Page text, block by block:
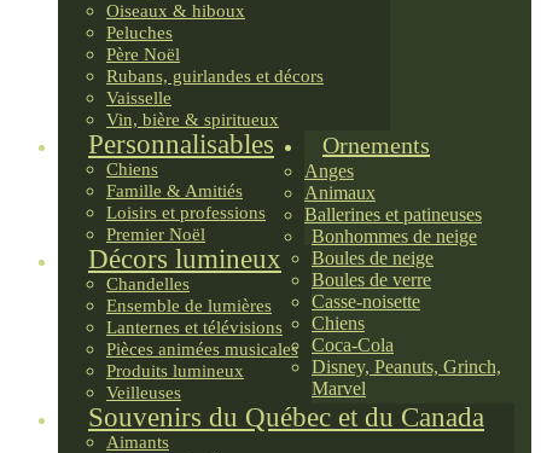
Oiseaux & hiboux
Peluches
Père Noël
Rubans, guirlandes et décors
Vaisselle
Vin, bière & spiritueux
Personnalisables
Chiens
Famille & Amitiés
Loisirs et professions
Premier Noël
Décors lumineux
Chandelles
Ensemble de lumières
Lanternes et télévisions
Pièces animées musicales
Produits lumineux
Veilleuses
Souvenirs du Québec et du Canada
Aimants
Ornements
Anges
Animaux
Ballerines et patineuses
Bonhommes de neige
Boules de neige
Boules de verre
Casse-noisette
Chiens
Coca-Cola
Disney, Peanuts, Grinch,
Marvel